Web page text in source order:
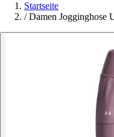
Startseite
/ Damen Jogginghose